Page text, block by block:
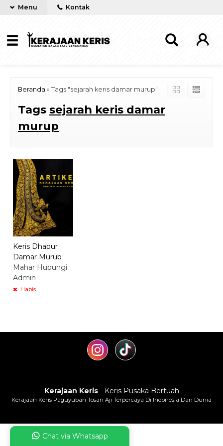
Menu Kontak
Beranda » Tags "sejarah keris damar murup"
Tags sejarah keris damar
murup
Keris Dhapur
Damar Murub
Mahar Hubungi
Admin
Habis
Kerajaan Keris- Keris Pusaka Bertuah
Kerajaan Keris Paguyuban Tosan Aji Terpercaya Di Indonesia Dan Dunia
Chat via Whatsapp